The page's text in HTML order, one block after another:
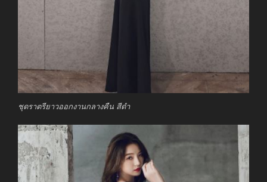
ชุดราตรียาวออกงานกลางคืน สีดำ